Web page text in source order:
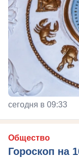
сегодня в 09:33
Общество
Гороскоп на